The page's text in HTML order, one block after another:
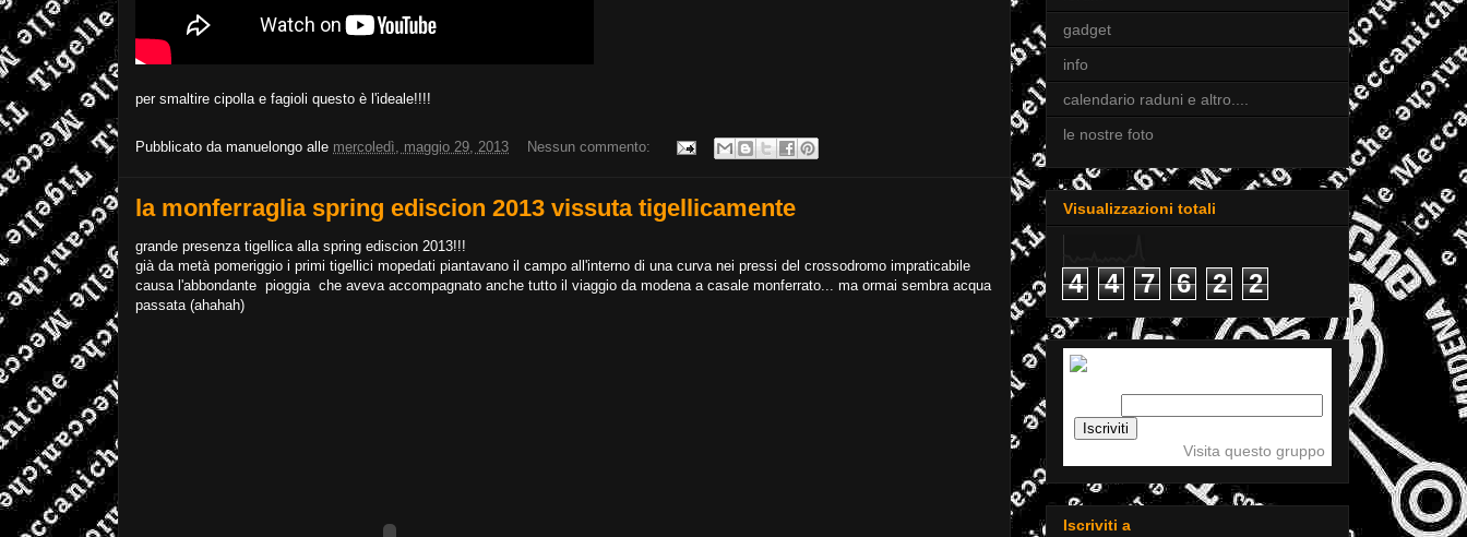
per smaltire cipolla e fagioli questo è l'ideale!!!!
Pubblicato da manuelongo alle mercoledì, maggio 29, 2013 Nessun commento:
la monferraglia spring ediscion 2013 vissuta tigellicamente
grande presenza tigellica alla spring ediscion 2013!!!
già da metà pomeriggio i primi tigellici mopedati piantavano il campo all'interno di una curva nei pressi del crossodromo impraticabile
causa l'abbondante pioggia che aveva accompagnato anche tutto il viaggio da modena a casale monferrato... ma ormai sembra acqua
passata (ahahah)
gadget
info
calendario raduni e altro....
le nostre foto
Visualizzazioni totali
4 4 7 6 2 2
Visita questo gruppo
Iscriviti a